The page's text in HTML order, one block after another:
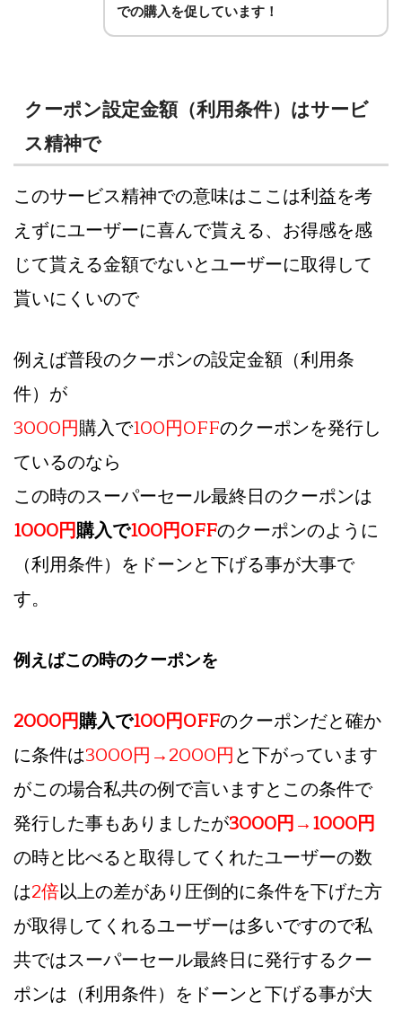
での購入を促しています！
クーポン設定金額（利用条件）はサービ
ス精神で
このサービス精神での意味はここは利益を考
えずにユーザーに喜んで貰える、お得感を感
じて貰える金額でないとユーザーに取得して
貰いにくいので
例えば普段のクーポンの設定金額（利用条
件）が
3000円購入で100円OFFのクーポンを発行し
ているのなら
この時のスーパーセール最終日のクーポンは
1000円購入で100円OFFのクーポンのように
（利用条件）をドーンと下げる事が大事で
す。
例えばこの時のクーポンを
2000円購入で100円OFFのクーポンだと確か
に条件は3000円→2000円と下がっています
がこの場合私共の例で言いますとこの条件で
発行した事もありましたが3000円→1000円
の時と比べると取得してくれたユーザーの数
は2倍以上の差があり圧倒的に条件を下げた方
が取得してくれるユーザーは多いですので私
共ではスーパーセール最終日に発行するクー
ポンは（利用条件）をドーンと下げる事が大